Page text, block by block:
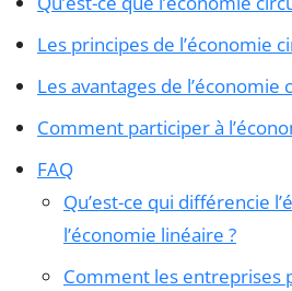
Les principes de l’économie
Les avantages de l’économie
Comment participer à
FAQ
Qu’est-ce qui différencie
l’économie linéaire ?
Comment les entreprises